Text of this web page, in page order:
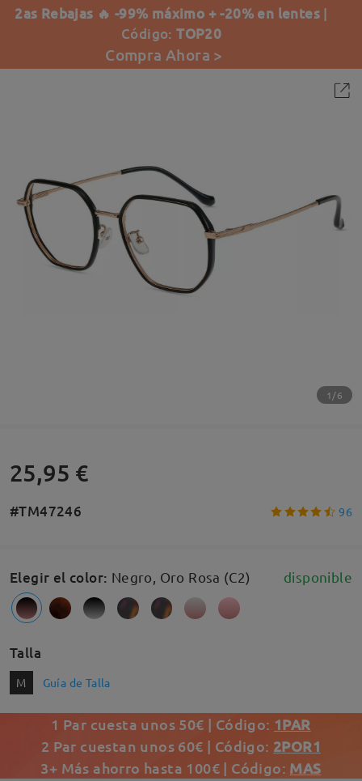
2as Rebajas 🔥 -99% máximo + -20% en lentes |
Código:TOP20
Compra Ahora >
1/6
25,95 €
#TM47246 96
Elegir el color: Negro, Oro Rosa (C2) disponible
Talla
M Guía de Talla
1 Par cuesta unos 50€ | Código: 1PAR
2 Par cuestan unos 60€ | Código: 2POR1
3+ Más ahorro hasta 100€ | Código: MAS